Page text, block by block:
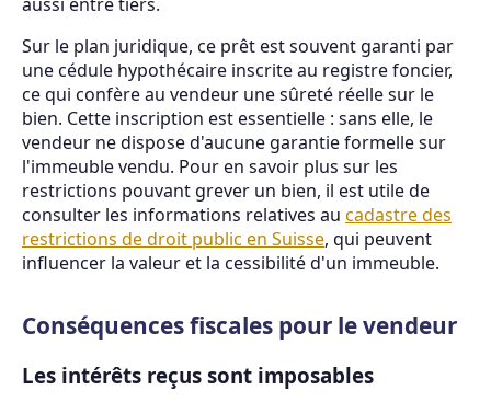
Sur le plan juridique, ce prêt est souvent garanti par
une cédule hypothécaire inscrite au registre foncier,
ce qui confère au vendeur une sûreté réelle sur le
bien. Cette inscription est essentielle : sans elle, le
vendeur ne dispose d'aucune garantie formelle sur
l'immeuble vendu. Pour en savoir plus sur les
restrictions pouvant grever un bien, il est utile de
consulter les informations relatives au cadastre des
restrictions de droit public en Suisse, qui peuvent
influencer la valeur et la cessibilité d'un immeuble.
Conséquences fiscales pour le vendeur
Les intérêts reçus sont imposables